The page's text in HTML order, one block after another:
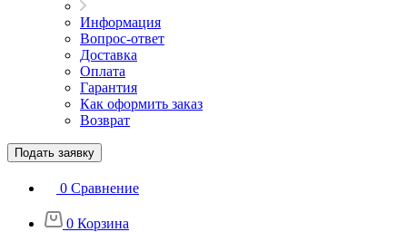
Информация
Вопрос-ответ
Доставка
Оплата
Гарантия
Как оформить заказ
Возврат
Подать заявку
0 Сравнение
0 Корзина